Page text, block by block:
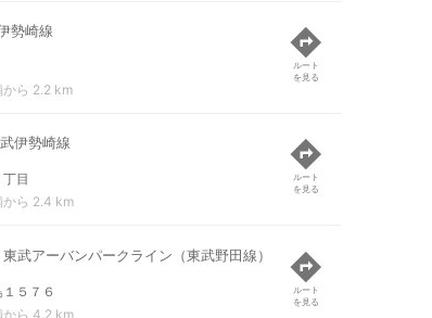
勢崎線
から 2.2 km
ルート
を見る
伊勢崎線
目
から 2.4 km
ルート
を見る
東武アーバンパークライン（東武野田線）
５７６
から 4.2 km
ルート
を見る